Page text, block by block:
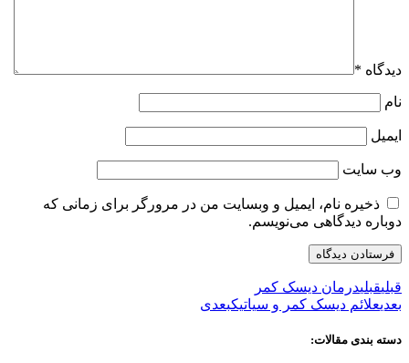
دیدگاه *
نام
ایمیل
وب‌ سایت
ذخیره نام، ایمیل و وبسایت من در مرورگر برای زمانی که
دوباره دیدگاهی می‌نویسم.
قبلیقبلیدرمان دیسک کمر
بعدیعلائم دیسک کمر و سیاتیکبعدی
دسته بندی مقالات: